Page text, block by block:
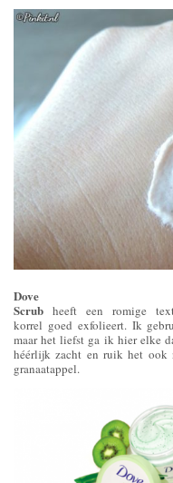
Dove
Scrub heeft een romige
korrel goed exfolieert. Ik
maar het liefst ga ik hier elke
héérlijk zacht en ruik het ook
granaatappel.